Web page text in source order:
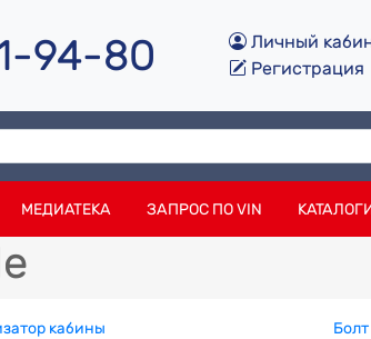
94-80
Личный
Регистрация
МЕДИАТЕКА ЗАПРОС ПО VIN
кабины